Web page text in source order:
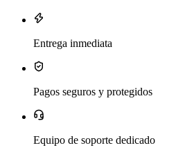
Entrega inmediata
Pagos seguros y protegidos
Equipo de soporte dedicado